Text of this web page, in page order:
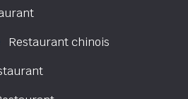
Restaurant chinois